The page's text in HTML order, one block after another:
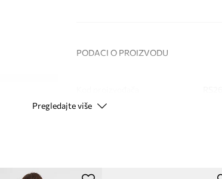
PODACI O PROIZVODU
Pregledajte više